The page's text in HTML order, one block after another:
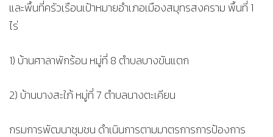
และพื้นที่ครัวเรือนเป้าหมายอำเภอเมืองสมุทรสงคราม พื้นที่ 1
ไร่
1) บ้านศาลาพักร้อน หมู่ที่ 8 ตำบลบางขันแตก
2) บ้านบางสะใภ้ หมู่ที่ 7 ตำบลนางตะเคียน
กรมการพัฒนาชุมชน ดำเนินการตามมาตรการการป้องการ